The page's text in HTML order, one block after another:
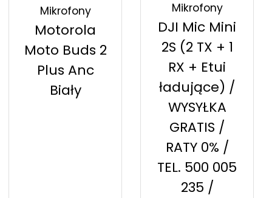
Mikrofony
Motorola
Moto Buds 2
Plus Anc
Biały
Mikrofony
DJI Mic Mini
2S (2 TX + 1
RX + Etui
ładujące) /
WYSYŁKA
GRATIS /
RATY 0% /
TEL. 500 005
235 /